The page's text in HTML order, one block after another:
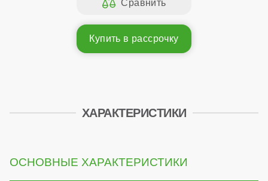
Купить в рассрочку
ХАРАКТЕРИСТИКИ
ОСНОВНЫЕ ХАРАКТЕРИСТИКИ